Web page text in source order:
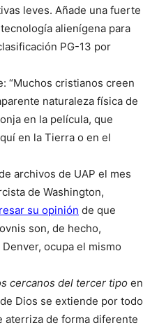
leves. Añade una fuerte
alienígena para
PG-13 por
“Muchos cristianos creen
naturaleza física de
en la película, que
en la Tierra o en el
archivos de UAP el mes
de Washington,
su opinión de que
son, de hecho,
ocupa el mismo
cercanos del tercer tipo en
Dios se extiende por todo
aterriza de forma diferente